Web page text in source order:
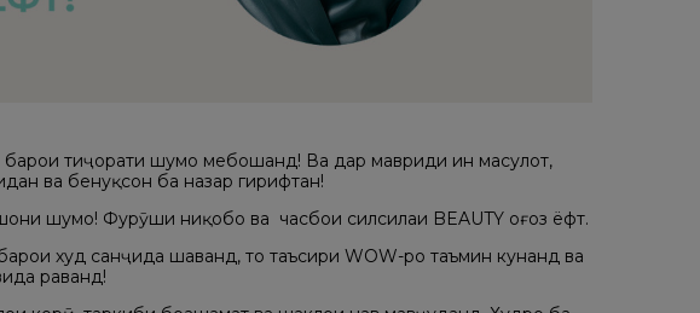
барои тиҷорати шумо мебошанд! Ва дар мавриди ин маҳсулот,
ва бенуқсон ба назар гирифтан!
шумо! Фурӯши ниқобҳо ва часбҳои силсилаи BEAUTY оғоз ёфт.
барои худ санҷида шаванд, то таъсири WOW-ро таъмин кунанд ва
раванд!